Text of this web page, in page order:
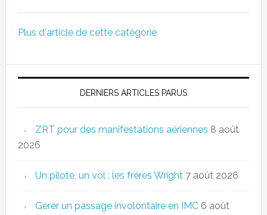
Plus d'article de cette catégorie
DERNIERS ARTICLES PARUS
ZRT pour des manifestations aériennes 8 août
2026
Un pilote, un vol : les frères Wright 7 août 2026
Gérer un passage involontaire en IMC 6 août